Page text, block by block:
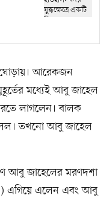
আরেকজন
মধ্যেই আবু জাহেল
লাগলেন। বালক
তখনো আবু জাহেল
আবু জাহেলের মরণদশা
এগিয়ে এলেন এবং আবু